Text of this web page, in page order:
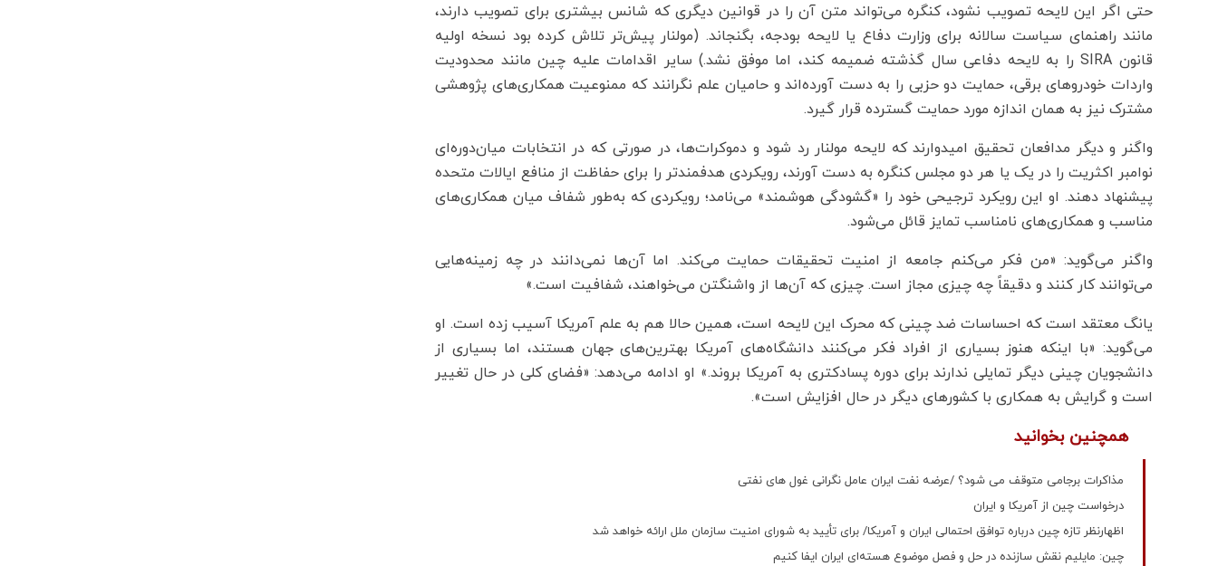
حتی اگر این لایحه تصویب نشود، کنگره می‌تواند متن آن را در قوانین دیگری که شانس بیشتری برای تصویب دارند،
مانند راهنمای سیاست سالانه برای وزارت دفاع یا لایحه بودجه، بگنجاند. (مولنار پیش‌تر تلاش کرده بود نسخه اولیه
قانون SIRA را به لایحه دفاعی سال گذشته ضمیمه کند، اما موفق نشد.) سایر اقدامات علیه چین مانند محدودیت
واردات خودروهای برقی، حمایت دو حزبی را به دست آورده‌اند و حامیان علم نگرانند که ممنوعیت همکاری‌های پژوهشی
مشترک نیز به همان اندازه مورد حمایت گسترده قرار گیرد.
واگنر و دیگر مدافعان تحقیق امیدوارند که لایحه مولنار رد شود و دموکرات‌ها، در صورتی که در انتخابات میان‌دوره‌ای
نوامبر اکثریت را در یک یا هر دو مجلس کنگره به دست آورند، رویکردی هدفمندتر را برای حفاظت از منافع ایالات متحده
پیشنهاد دهند. او این رویکرد ترجیحی خود را «گشودگی هوشمند» می‌نامد؛ رویکردی که به‌طور شفاف میان همکاری‌های
مناسب و همکاری‌های نامناسب تمایز قائل می‌شود.
واگنر می‌گوید: «من فکر می‌کنم جامعه از امنیت تحقیقات حمایت می‌کند. اما آن‌ها نمی‌دانند در چه زمینه‌هایی
می‌توانند کار کنند و دقیقاً چه چیزی مجاز است. چیزی که آن‌ها از واشنگتن می‌خواهند، شفافیت است.»
یانگ معتقد است که احساسات ضد چینی که محرک این لایحه است، همین حالا هم به علم آمریکا آسیب زده است. او
می‌گوید: «با اینکه هنوز بسیاری از افراد فکر می‌کنند دانشگاه‌های آمریکا بهترین‌های جهان هستند، اما بسیاری از
دانشجویان چینی دیگر تمایلی ندارند برای دوره پسادکتری به آمریکا بروند.» او ادامه می‌دهد: «فضای کلی در حال تغییر
است و گرایش به همکاری با کشورهای دیگر در حال افزایش است».
همچنین بخوانید
مذاکرات برجامی متوقف می شود؟ /عرضه نفت ایران عامل نگرانی غول های نفتی
درخواست چین از آمریکا و ایران
اظهارنظر تازه چین درباره توافق احتمالی ایران و آمریکا/ برای تأیید به شورای امنیت سازمان ملل ارائه خواهد شد
چین: مایلیم نقش سازنده در حل و فصل موضوع هسته‌ای ایران ایفا کنیم